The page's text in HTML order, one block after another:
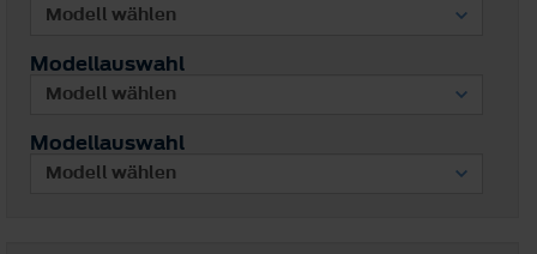
Modellauswahl
Modellauswahl